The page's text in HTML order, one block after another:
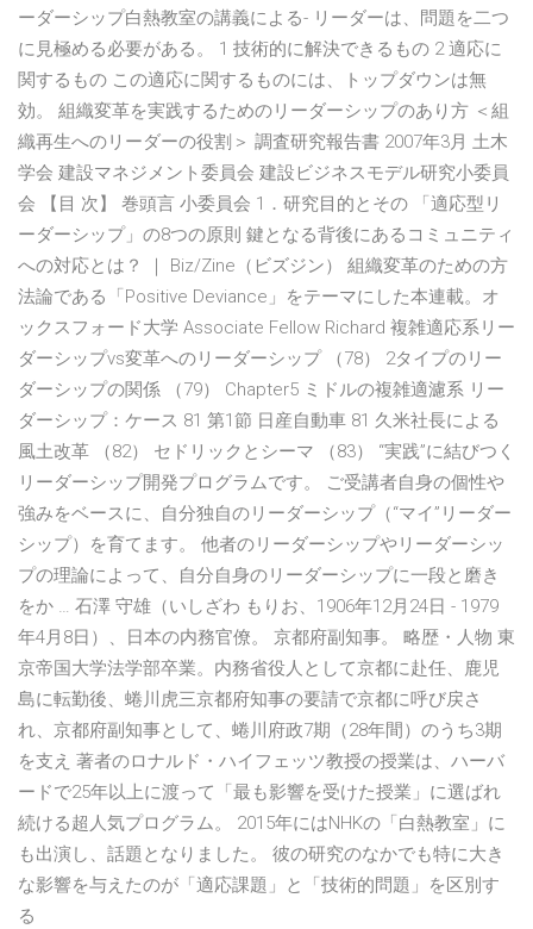
ーダーシップ白熱教室の講義による- リーダーは、問題を二つ
に見極める必要がある。 1 技術的に解決できるもの 2 適応に
関するもの この適応に関するものには、トップダウンは無
効。 組織変革を実践するためのリーダーシップのあり方 ＜組
織再生へのリーダーの役割＞ 調査研究報告書 2007年3月 土木
学会 建設マネジメント委員会 建設ビジネスモデル研究小委員
会 【目 次】 巻頭言 小委員会 1．研究目的とその 「適応型リ
ーダーシップ」の8つの原則 鍵となる背後にあるコミュニティ
への対応とは？ ｜ Biz/Zine（ビズジン） 組織変革のための方
法論である「Positive Deviance」をテーマにした本連載。オ
ックスフォード大学 Associate Fellow Richard 複雑適応系リー
ダーシップvs変革へのリーダーシップ （78） 2タイプのリー
ダーシップの関係 （79） Chapter5 ミドルの複雑適濾系 リー
ダーシップ：ケース 81 第1節 日産自動車 81 久米社長による
風土改革 （82） セドリックとシーマ （83） “実践”に結びつく
リーダーシップ開発プログラムです。 ご受講者自身の個性や
強みをベースに、自分独自のリーダーシップ（“マイ”リーダー
シップ）を育てます。 他者のリーダーシップやリーダーシッ
プの理論によって、自分自身のリーダーシップに一段と磨き
をか … 石澤 守雄（いしざわ もりお、1906年12月24日 - 1979
年4月8日）、日本の内務官僚。 京都府副知事。 略歴・人物 東
京帝国大学法学部卒業。内務省役人として京都に赴任、鹿児
島に転勤後、蜷川虎三京都府知事の要請で京都に呼び戻さ
れ、京都府副知事として、蜷川府政7期（28年間）のうち3期
を支え 著者のロナルド・ハイフェッツ教授の授業は、ハーバ
ードで25年以上に渡って「最も影響を受けた授業」に選ばれ
続ける超人気プログラム。 2015年にはNHKの「白熱教室」に
も出演し、話題となりました。 彼の研究のなかでも特に大き
な影響を与えたのが「適応課題」と「技術的問題」を区別す
る